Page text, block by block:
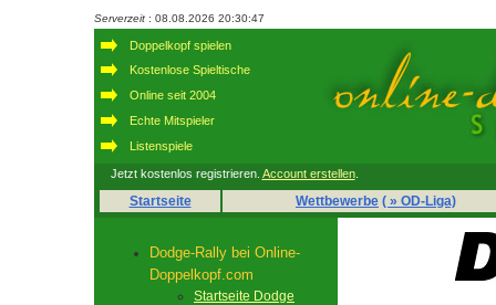
Serverzeit : 08.08.2026 20:30:47
Doppelkopf spielen
Kostenlose Spieltische
Online seit 2004
Echte Mitspieler
Listenspiele
Jetzt kostenlos registrieren. Account erstellen.
Startseite Wettbewerbe ( » OD-Liga)
Dodge-Rally bei Online-
Doppelkopf.com
Startseite Dodge